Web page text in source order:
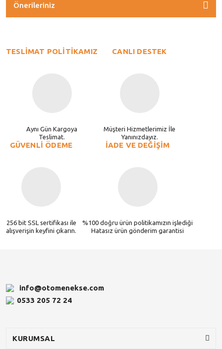
Önerileriniz
TESLİMAT POLİTİKAMIZ
Aynı Gün Kargoya
Teslimat.
CANLI DESTEK
Müşteri Hizmetlerimiz İle
Yanınızdayız.
GÜVENLİ ÖDEME
256 bit SSL sertifikası ile
alışverişin keyfini çıkarın.
İADE VE DEĞİŞİM
%100 doğru ürün politikamızın işlediği
Hatasız ürün gönderim garantisi
info@otomenekse.com
0533 205 72 24
KURUMSAL